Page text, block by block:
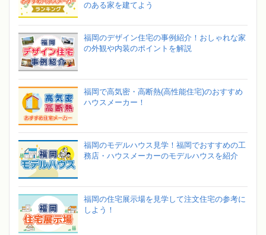
のある家を建てよう
福岡のデザイン住宅の事例紹介！おしゃれな家
の外観や内装のポイントを解説
福岡で高気密・高断熱(高性能住宅)のおすすめ
ハウスメーカー！
福岡のモデルハウス見学！福岡でおすすめの工
務店・ハウスメーカーのモデルハウスを紹介
福岡の住宅展示場を見学して注文住宅の参考に
しよう！